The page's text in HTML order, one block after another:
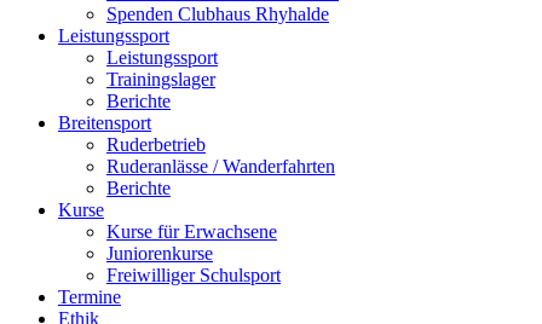
Spenden Clubhaus Rhyhalde
Leistungssport
Leistungssport
Trainingslager
Berichte
Breitensport
Ruderbetrieb
Ruderanlässe / Wanderfahrten
Berichte
Kurse
Kurse für Erwachsene
Juniorenkurse
Freiwilliger Schulsport
Termine
Ethik